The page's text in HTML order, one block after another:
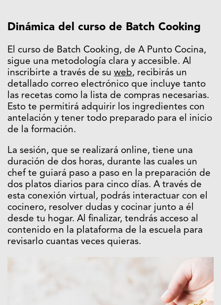
Dinámica del curso de Batch Cooking
El curso de Batch Cooking, de A Punto Cocina,
sigue una metodología clara y accesible. Al
inscribirte a través de su web, recibirás un
detallado correo electrónico que incluye tanto
las recetas como la lista de compras necesarias.
Esto te permitirá adquirir los ingredientes con
antelación y tener todo preparado para el inicio
de la formación.
La sesión, que se realizará online, tiene una
duración de dos horas, durante las cuales un
chef te guiará paso a paso en la preparación de
dos platos diarios para cinco días. A través de
esta conexión virtual, podrás interactuar con el
cocinero, resolver dudas y cocinar junto a él
desde tu hogar. Al finalizar, tendrás acceso al
contenido en la plataforma de la escuela para
revisarlo cuantas veces quieras.